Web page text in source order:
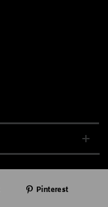
Pinterest